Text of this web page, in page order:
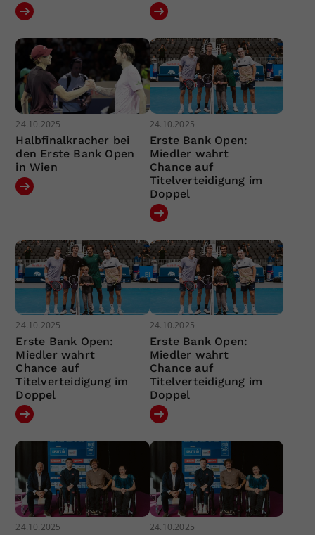
24.10.2025
Halbfinalkracher bei
den Erste Bank Open
in Wien
24.10.2025
Erste Bank Open:
Miedler wahrt
Chance auf
Titelverteidigung im
Doppel
24.10.2025
Erste Bank Open:
Miedler wahrt
Chance auf
Titelverteidigung im
Doppel
24.10.2025
Erste Bank Open:
Miedler wahrt
Chance auf
Titelverteidigung im
Doppel
24.10.2025 24.10.2025